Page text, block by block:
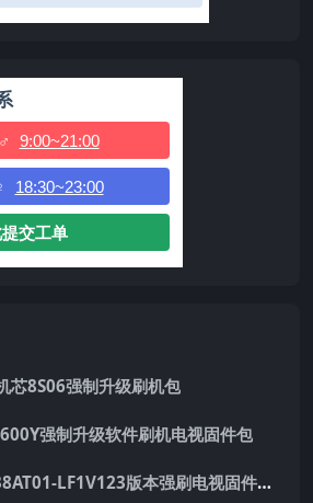
9:00~21:00
18:30~23:00
提交工单
芯8S06强制升级刷机包
强制升级软件刷机电视固件包
TCL电视V8-S38AT01-LF1V123版本强刷电视固件包下载